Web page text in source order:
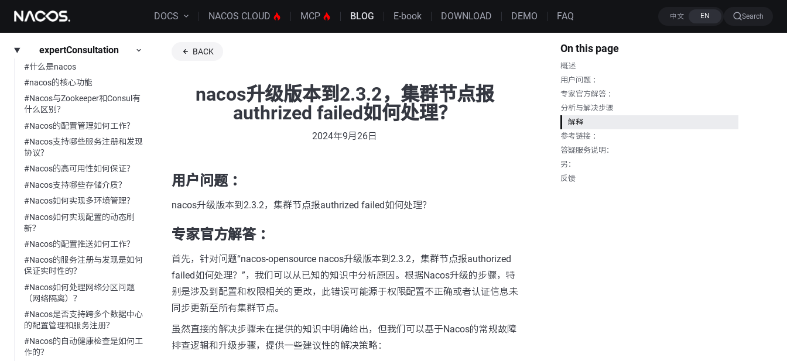
DOCS NACOS CLOUD MCP BLOG E-book DOWNLOAD DEMO FAQ Search
expertConsultation
#什么是nacos
#nacos的核心功能
#Nacos与Zookeeper和Consul有
什么区别？
#Nacos的配置管理如何工作？
#Nacos支持哪些服务注册和发现
协议？
#Nacos的高可用性如何保证？
#Nacos支持哪些存储介质？
#Nacos如何实现多环境管理？
#Nacos如何实现配置的动态刷
新？
#Nacos的配置推送如何工作？
#Nacos的服务注册与发现是如何
保证实时性的？
#Nacos如何处理网络分区问题
（网络隔离）？
#Nacos是否支持跨多个数据中心
的配置管理和服务注册？
#Nacos的自动健康检查是如何工
作的？
BACK
nacos升级版本到2.3.2，集群节点报
authrized failed如何处理？
2024年9月26日
用户问题 ：
nacos升级版本到2.3.2，集群节点报authrized failed如何处理？
专家官方解答 ：
首先，针对问题“nacos-opensource nacos升级版本到2.3.2，集群节点报authorized
failed如何处理？”，我们可以从已知的知识中分析原因。根据Nacos升级的步骤，特
别是涉及到配置和权限相关的更改，此错误可能源于权限配置不正确或者认证信息未
同步更新至所有集群节点。
虽然直接的解决步骤未在提供的知识中明确给出，但我们可以基于Nacos的常规故障
排查逻辑和升级步骤，提供一些建议性的解决策略：
On this page
概述
用户问题 ：
专家官方解答 ：
分析与解决步骤
解释
参考链接 ：
答疑服务说明：
另：
反馈